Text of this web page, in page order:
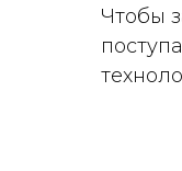
Чтобы